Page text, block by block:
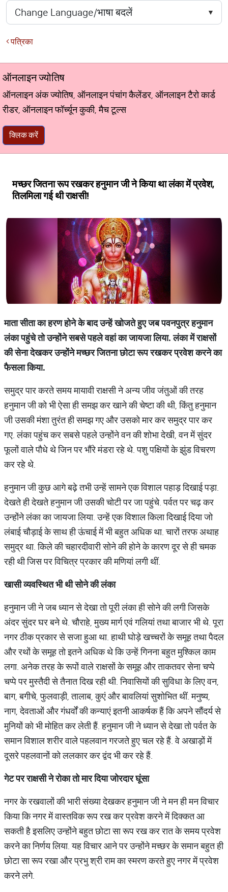
पत्रिका
ऑनलाइन ज्योतिष
ऑनलाइन अंक ज्योतिष, ऑनलाइन पंचांग कैलेंडर, ऑनलाइन टैरो कार्ड
रीडर, ऑनलाइन फॉर्च्यून कुकी, मैच टूल्स
क्लिक करें
मच्‍छर जितना रूप रखकर हनुमान जी ने किया था लंका में प्रवेश,
तिलमिला गई थी राक्षसी!
मातासीताकाहरणहोनेकेबादउन्हेंखोजतेहुएजबपवनपुत्रहनुमान
लंकापहुंचेतोउन्होंनेसबसेपहलेवहांकाजायजालिया.लंकामेंराक्षसों
कीसेनादेखकरउन्होंनेमच्छरजितनाछोटारूपरखकरप्रवेशकरनेका
फैसलाकिया.
समुद्र पार करते समय मायावी राक्षसी ने अन्य जीव जंतुओं की तरह
हनुमान जी को भी ऐसा ही समझ कर खाने की चेष्टा की थी, किंतु हनुमान
जी उसकी मंशा तुरंत ही समझ गए और उसको मार कर समुद्र पार कर
गए. लंका पहुंच कर सबसे पहले उन्होंने वन की शोभा देखी, वन में सुंदर
फूलों वाले पौधे थे जिन पर भौंरे मंडरा रहे थे. पशु पक्षियों के झुंड विचरण
कर रहे थे.
हनुमान जी कुछ आगे बढ़े तभी उन्हें सामने एक विशाल पहाड़ दिखाई पड़ा.
देखते ही देखते हनुमान जी उसकी चोटी पर जा पहुंचे. पर्वत पर चढ़ कर
उन्होंने लंका का जायजा लिया. उन्हें एक विशाल किला दिखाई दिया जो
लंबाई चौड़ाई के साथ ही ऊंचाई में भी बहुत अधिक था. चारों तरफ अथाह
समुद्र था. किले की चहारदीवारी सोने की होने के कारण दूर से ही चमक
रही थी जिस पर विचित्र प्रकार की मणियां लगी थीं.
खासीव्यवस्थितभीथीसोनेकीलंका
हनुमान जी ने जब ध्यान से देखा तो पूरी लंका ही सोने की लगी जिसके
अंदर सुंदर घर बने थे. चौराहे, मुख्य मार्ग एवं गलियां तथा बाजार भी थे. पूरा
नगर ठीक प्रकार से सजा हुआ था. हाथी घोड़े खच्चरों के समूह तथा पैदल
और रथों के समूह तो इतने अधिक थे कि उन्हें गिनना बहुत मुश्किल काम
लगा. अनेक तरह के रूपों वाले राक्षसों के समूह और ताकतवर सेना चप्पे
चप्पे पर मुस्तैदी से तैनात दिख रही थी. निवासियों की सुविधा के लिए वन,
बाग, बगीचे, फुलवाड़ी, तालाब, कुएं और बावलियां सुशोभित थीं. मनुष्य,
नाग, देवताओं और गंधर्वों की कन्याएं इतनी आकर्षक हैं कि अपने सौंदर्य से
मुनियों को भी मोहित कर लेती हैं. हनुमान जी ने ध्यान से देखा तो पर्वत के
समान विशाल शरीर वाले पहलवान गरजते हुए चल रहे हैं. वे अखाड़ों में
दूसरे पहलवानों को ललकार कर द्वंद भी कर रहे हैं.
गेटपरराक्षसीनेरोकातोमारदियाजोरदारघूंसा
नगर के रखवालों की भारी संख्या देखकर हनुमान जी ने मन ही मन विचार
किया कि नगर में वास्तविक रूप रख कर प्रवेश करने में दिक्कत आ
सकती है इसलिए उन्‍होंने बहुत छोटा सा रूप रख कर रात के समय प्रवेश
करने का निर्णय लिया. यह विचार आने पर उन्होंने मच्छर के समान बहुत ही
छोटा सा रूप रखा और प्रभु श्री राम का स्मरण करते हुए नगर में प्रवेश
करने लगे.